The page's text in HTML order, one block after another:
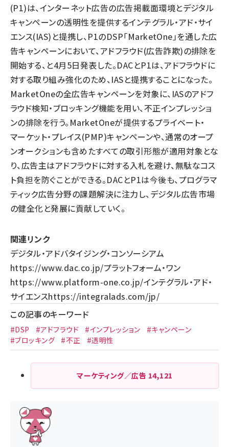
(P1)は、インターネット広告の広告掲載面環境とデジタル
キャンペーンの透明性を提供するインテグラル・アド・サイ
エンス(IAS)と提携し、P1のDSP「MarketOne」を通した広
告キャンペーンにおいて、アドフラウド(広告詐欺)の排除を
開始する、と4月5日発表した。DACとP1は、アドフラウドに
対する取り組み強化のため、IASと提携することになった。
MarketOneの全広告キャンペーンを対象に、IASのアドフ
ラウド検知・ブロッキング機能を用い、不正インプレッショ
ンの排除を行う。MarketOneが提供するプライベート・
マーケット・プレイス(PMP)キャンペーンや、通常のオープ
ンオークションも含めたすべての取引形態が適用対象とな
り、広告主はアドフラウドに対する入札を避け、無駄なコス
ト負担を防ぐことができる。DACとP1は今後も、プログラマ
ティック広告分野の課題解決に注力し、デジタル広告市場
の健全化と発展に貢献していく。
関連リンク
デジタル・アドバタイジング・コンソーシアム
https://www.dac.co.jp/プラットフォーム・ワン
https://www.platform-one.co.jp/インテグラル・アド・
サイエンスhttps://integralads.com/jp/
この記事のキーワード
#DSP #アドフラウド #インプレッション
#キャンペーン
#ブロッキング
#不正 #透明性
マーケティング／広告 14,121